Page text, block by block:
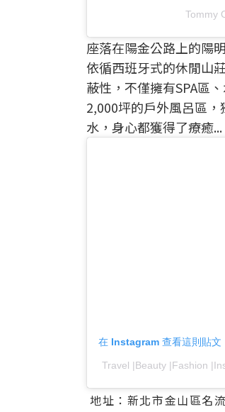
Tommy
座落在陽金公路上的陽
依循西班牙式的休閒山
蔽性，不僅擁有SPA區
2,000坪的戶外風呂區
水，身心都獲得了療癒...
在 Instagram 查看這則貼文
Travel |Beauty |Fashion
地址：新北市金山區名